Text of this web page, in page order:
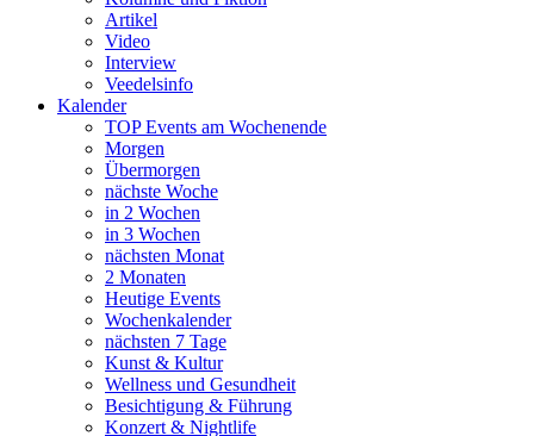
Artikel
Video
Interview
Veedelsinfo
Kalender
TOP Events am Wochenende
Morgen
Übermorgen
nächste Woche
in 2 Wochen
in 3 Wochen
nächsten Monat
2 Monaten
Heutige Events
Wochenkalender
nächsten 7 Tage
Kunst & Kultur
Wellness und Gesundheit
Besichtigung & Führung
Konzert & Nightlife